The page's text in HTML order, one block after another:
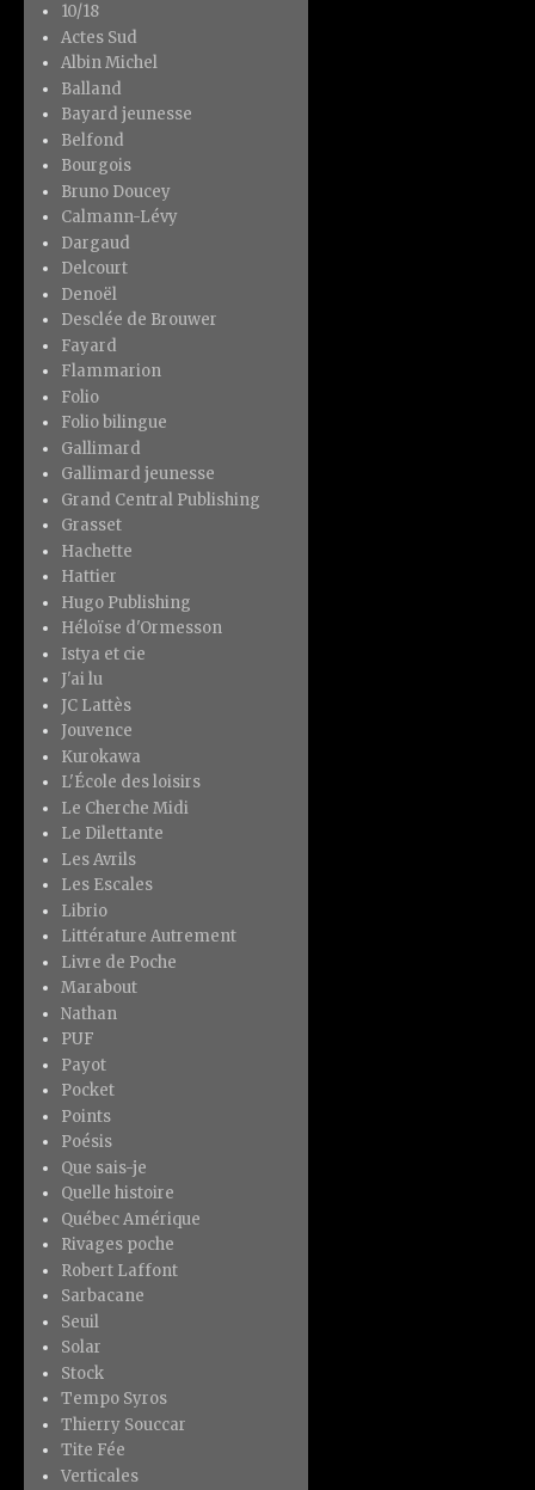
10/18
Actes Sud
Albin Michel
Balland
Bayard jeunesse
Belfond
Bourgois
Bruno Doucey
Calmann-Lévy
Dargaud
Delcourt
Denoël
Desclée de Brouwer
Fayard
Flammarion
Folio
Folio bilingue
Gallimard
Gallimard jeunesse
Grand Central Publishing
Grasset
Hachette
Hattier
Hugo Publishing
Héloïse d'Ormesson
Istya et cie
J'ai lu
JC Lattès
Jouvence
Kurokawa
L'École des loisirs
Le Cherche Midi
Le Dilettante
Les Avrils
Les Escales
Librio
Littérature Autrement
Livre de Poche
Marabout
Nathan
PUF
Payot
Pocket
Points
Poésis
Que sais-je
Quelle histoire
Québec Amérique
Rivages poche
Robert Laffont
Sarbacane
Seuil
Solar
Stock
Tempo Syros
Thierry Souccar
Tite Fée
Verticales